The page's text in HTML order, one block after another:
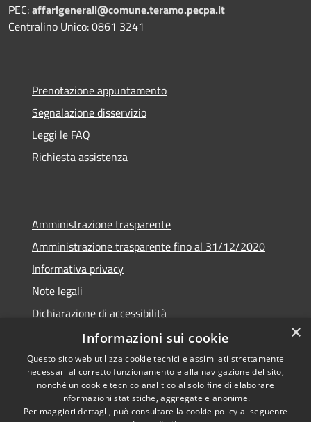
PEC:affarigenerali@comune.teramo.pecpa.it
Centralino Unico: 0861 3241
Prenotazione appuntamento
Segnalazione disservizio
Leggi le FAQ
Richiesta assistenza
Amministrazione trasparente
Amministrazione trasparente fino al 31/12/2020
Informativa privacy
Note legali
Dichiarazione di accessibilità
Accessibilità
Privacy
Copyright © 2026 • Comune di
Teramo • Powered by
Municipium• Accesso
×
Informazioni sui cookie
Questo sito web utilizza cookie tecnici e assimilati strettamente
necessari al corretto funzionamento e alla navigazione del sito,
nonché un cookie tecnico analitico al solo fine di elaborare
informazioni statistiche, aggregate e anonime.
Per maggiori dettagli, può consultare la cookie policy al seguente